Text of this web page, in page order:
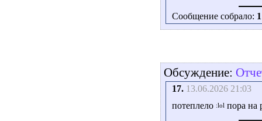
Сообщение собрало: 1
Обсуждение:
17. 13.06.2026 21:03
потеплело
пора на